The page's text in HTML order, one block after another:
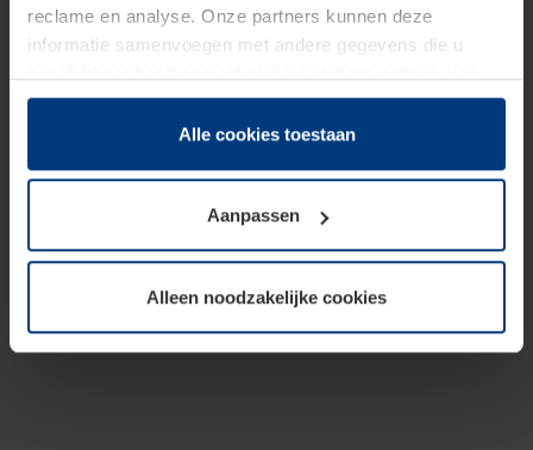
reclame en analyse. Onze partners kunnen deze
informatie samenvoegen met andere gegevens die u
hun diensten hebben verzameld.
Juridisch hebben wij het recht om cookies op uw
van deze pagina's absoluut vereist is. Voor alle andere
soorten cookies is uw toestemming benodigd. Uw
toestemming kunt u op elk moment bij de uitleg van de
wijzigen of herroepen.
Alle cookies toestaan
Aanpassen
Alleen noodzakelijke cookies